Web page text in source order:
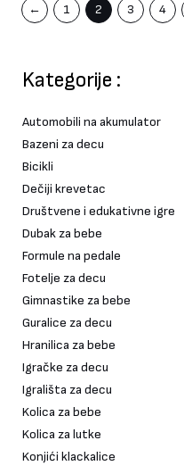
Kategorije :
Automobili na akumulator
Bazeni za decu
Bicikli
Dečiji krevetac
Društvene i edukativne igre
Dubak za bebe
Formule na pedale
Fotelje za decu
Gimnastike za bebe
Guralice za decu
Hranilica za bebe
Igračke za decu
Igrališta za decu
Kolica za bebe
Kolica za lutke
Konjići klackalice
← 1 2 3 4